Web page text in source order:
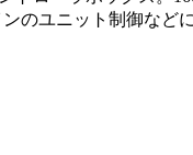
のユニット制御などに